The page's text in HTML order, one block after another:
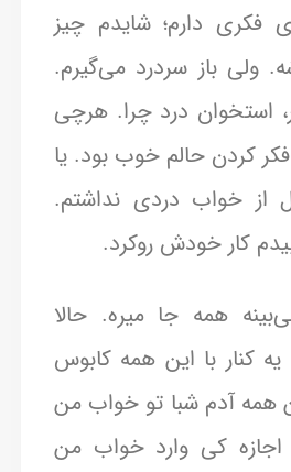
دارم؛ شایدم چیز
ولی باز سردرد می‌گیرم.
استخوان درد چرا. هرچی
کردن حالم خوب بود. یا
خواب دردی نداشتم.
کار خودش روکرد.
همه جا میره. حالا
کنار با این همه کابوس
همه آدم شبا تو خواب من
اجازه کی وارد خواب من